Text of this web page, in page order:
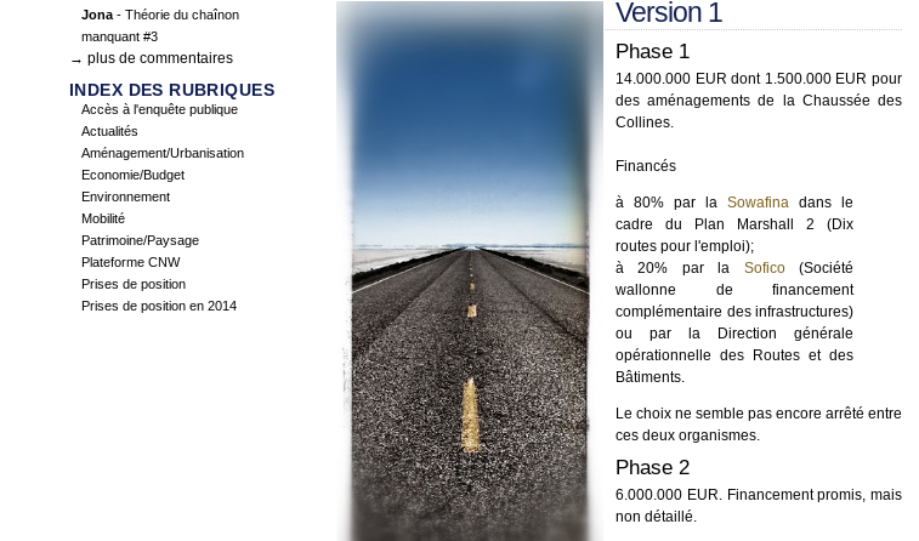
Jona - Théorie du chaînon
manquant #3
→ plus de commentaires
INDEX DES RUBRIQUES
Accès à l'enquête publique
Actualités
Aménagement/Urbanisation
Economie/Budget
Environnement
Mobilité
Patrimoine/Paysage
Plateforme CNW
Prises de position
Prises de position en 2014
Version 1
Phase 1
14.000.000 EUR dont 1.500.000 EUR pour
des aménagements de la Chaussée des
Collines.
Financés
à 80% par la Sowafina dans le
cadre du Plan Marshall 2 (Dix
routes pour l'emploi);
à 20% par la Sofico(Société
wallonne de financement
complémentaire des infrastructures)
ou par la Direction générale
opérationnelle des Routes et des
Bâtiments.
Le choix ne semble pas encore arrêté entre
ces deux organismes.
Phase 2
6.000.000 EUR. Financement promis, mais
non détaillé.